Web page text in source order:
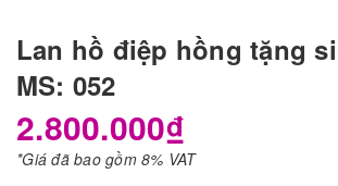
Lan hồ điệp hồng tặng
MS: 052
2.800.000₫
*Giá đã bao gồm 8% VAT